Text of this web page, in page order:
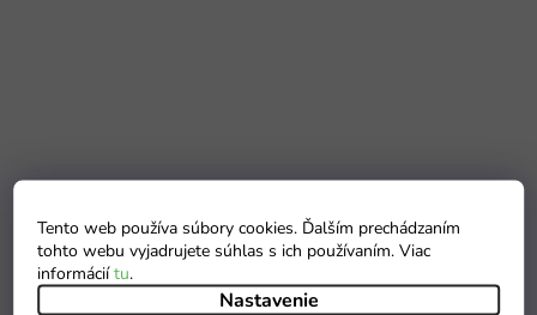
Tento web používa súbory cookies. Ďalším prechádzaním
tohto webu vyjadrujete súhlas s ich používaním. Viac
informáciítu.
Nastavenie